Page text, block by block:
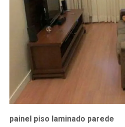
painel piso laminado parede